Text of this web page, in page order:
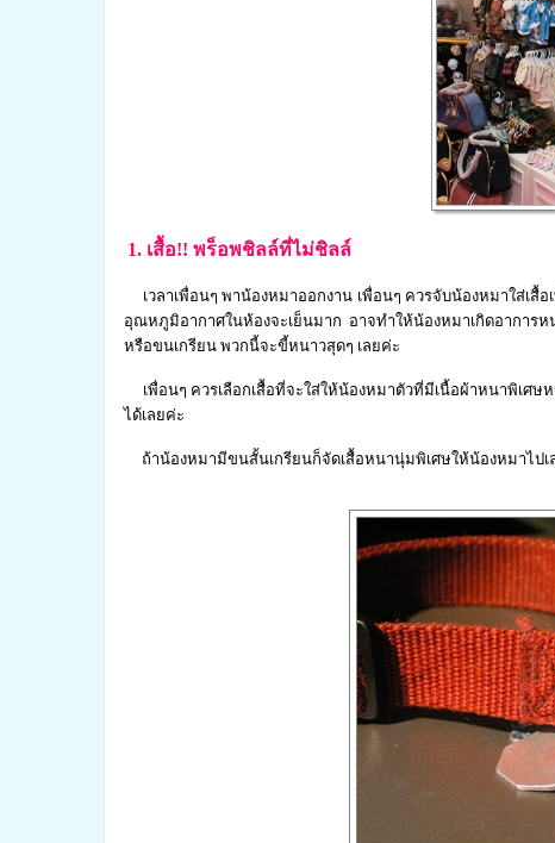
1. เสื้อ!! พร็อพชิลล์ที่ไม่ชิลล์
เวลาเพื่อนๆ พาน้องหมาออกงาน เพื่อนๆ ควรจับน้องหมาใส่เสื้
อุณหภูมิอากาศในห้องจะเย็นมาก อาจทำให้น้องหมาเกิดอากา
หรือขนเกรียน พวกนี้จะขี้หนาวสุดๆ เลยค่ะ
เพื่อนๆ ควรเลือกเสื้อที่จะใส่ให้น้องหมาตัวที่มีเนื้อผ้าหนาพิเศ
ได้เลยค่ะ
ถ้าน้องหมามีขนสั้นเกรียนก็จัดเสื้อหนานุ่มพิเศษให้น้องหมาไปเ